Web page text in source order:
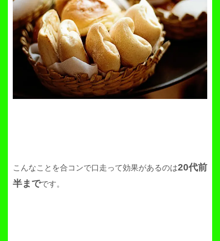
こんなことを合コンで口走って効果があるのは20代前
半までです。